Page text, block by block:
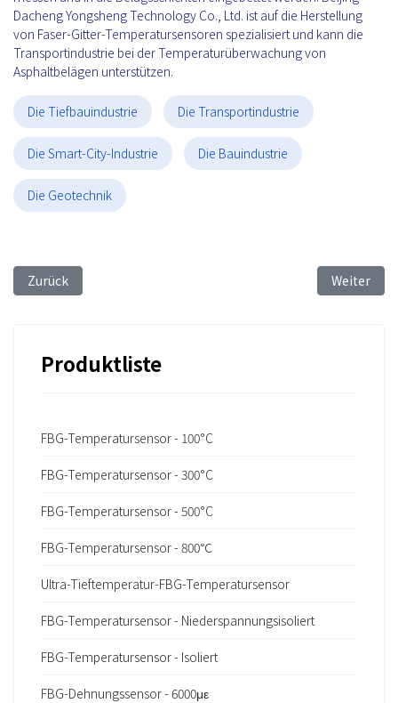
Dacheng Yongsheng Technology Co., Ltd. ist auf die Herstellung
von Faser-Gitter-Temperatursensoren spezialisiert und kann die
Transportindustrie bei der Temperaturüberwachung von
Asphaltbelägen unterstützen.
Die Tiefbauindustrie Die Transportindustrie
Die Smart-City-Industrie Die Bauindustrie
Die Geotechnik
Vorheriger Beitrag: FBG Sensing Technology for Monitoring
Zurück Nächster
Weiter
Produktliste
FBG-Temperatursensor - 100°C
FBG-Temperatursensor - 300°C
FBG-Temperatursensor - 500°C
FBG-Temperatursensor - 800℃
Ultra-Tieftemperatur-FBG-Temperatursensor
FBG-Temperatursensor - Niederspannungsisoliert
FBG-Temperatursensor - Isoliert
FBG-Dehnungssensor - 6000με